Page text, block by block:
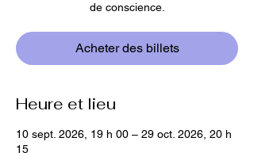
de conscience.
Acheter des billets
Heure et lieu
10 sept. 2026, 19 h 00 – 29 oct. 2026, 20 h
15